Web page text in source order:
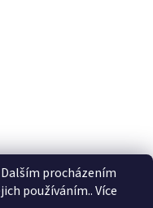
procházením
používáním.. Více